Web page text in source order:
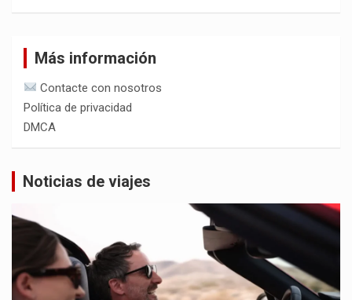
Más información
Contacte con nosotros
Política de privacidad
DMCA
Noticias de viajes